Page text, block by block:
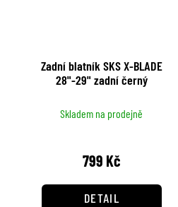
Zadní blatník SKS X-BLADE
28"-29" zadní černý
Skladem na prodejně
799 Kč
DETAIL